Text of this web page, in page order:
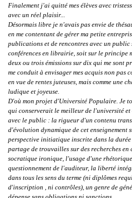
Finalement j'ai quitté mes élèves avec
avec un réel plaisir...
Désormais libre je n'avais pas envie de
en me contentant de gérer ma petite
publications et de rencontres avec un public
conférences en librairie, soit sur le principe
deux ou trois émissions sur dix qui me sont
me conduit à envisager mes acquis non pas
en vue de rentes juteuses, mais comme une
ludique et joyeuse.
D'où mon projet d'Université Populaire. Je
qui conserverait le meilleur de l'université et
avec le public : la rigueur d'un contenu
d'évolution dynamique de cet enseignement
perspective initiatique inscrite dans la
partage de trouvailles sur des recherches en
socratique ironique, l'usage d'une rhétorique
questionnement de l'auditeur, la liberté
dans tous les sens du terme (ni diplômes
d'inscription , ni contrôles), un genre de